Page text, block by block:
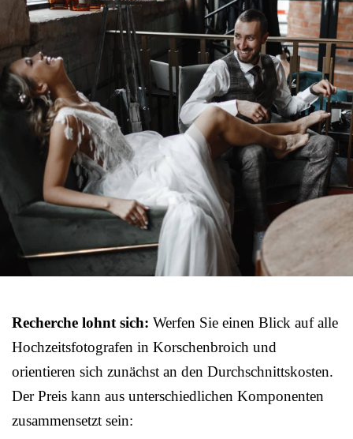
Recherche lohnt sich: Werfen Sie einen Blick auf alle
Hochzeitsfotografen in Korschenbroich und
orientieren sich zunächst an den Durchschnittskosten.
Der Preis kann aus unterschiedlichen Komponenten
zusammensetzt sein: